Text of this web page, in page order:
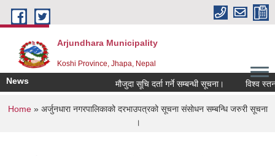
Skip to main content
Arjundhara Municipality
Koshi Province, Jhapa, Nepal
News मौजुदा सूचि दर्ता गर्ने सम्बन्धी सूचना। विश्व
You are here
Home» अर्जुनधारा नगरपालिकाको दरभाउपत्रको सूचना संसाेधन सम्बन्धि जरुरी सूचना
।